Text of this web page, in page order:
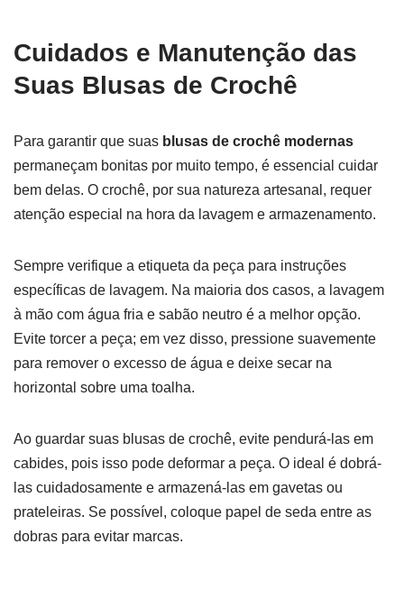
Cuidados e Manutenção das
Suas Blusas de Crochê
Para garantir que suas blusas de crochê modernas
permaneçam bonitas por muito tempo, é essencial cuidar
bem delas. O crochê, por sua natureza artesanal, requer
atenção especial na hora da lavagem e armazenamento.
Sempre verifique a etiqueta da peça para instruções
específicas de lavagem. Na maioria dos casos, a lavagem
à mão com água fria e sabão neutro é a melhor opção.
Evite torcer a peça; em vez disso, pressione suavemente
para remover o excesso de água e deixe secar na
horizontal sobre uma toalha.
Ao guardar suas blusas de crochê, evite pendurá-las em
cabides, pois isso pode deformar a peça. O ideal é dobrá-
las cuidadosamente e armazená-las em gavetas ou
prateleiras. Se possível, coloque papel de seda entre as
dobras para evitar marcas.